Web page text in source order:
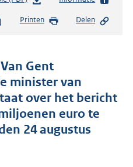
s
n
d
s
g
r
o
Printen Delen
Gent
minister van
over het bericht
euro te
24 augustus